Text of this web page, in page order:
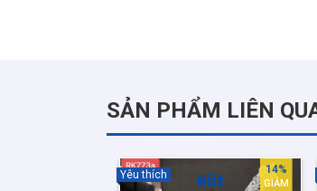
SẢN PHẨM LIÊN
Yêu thích 14%
GIẢM